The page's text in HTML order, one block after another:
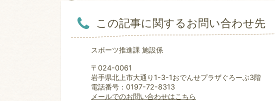
この記事に関するお問い合わせ先
スポーツ推進課 施設係
〒024-0061
岩手県北上市大通り1-3-1おでんせプラザぐろーぶ3階
電話番号：0197-72-8313
メールでのお問い合わせはこちら